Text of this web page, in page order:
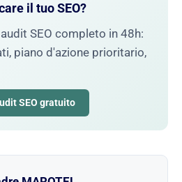
il tuo SEO?
SEO completo in 48h:
piano d'azione prioritario,
SEO gratuito